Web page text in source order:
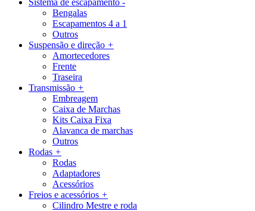
Bengalas
Escapamentos 4 a 1
Outros
Suspensão e direção +
Amortecedores
Frente
Traseira
Transmissão +
Embreagem
Caixa de Marchas
Kits Caixa Fixa
Alavanca de marchas
Outros
Rodas +
Rodas
Adaptadores
Acessórios
Freios e acessórios +
Cilindro Mestre e roda